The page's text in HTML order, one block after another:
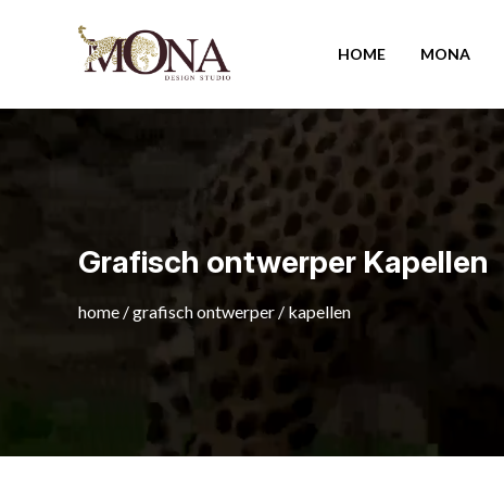
HOME MONA
Grafisch ontwerper Kapellen
home /grafisch ontwerper / kapellen